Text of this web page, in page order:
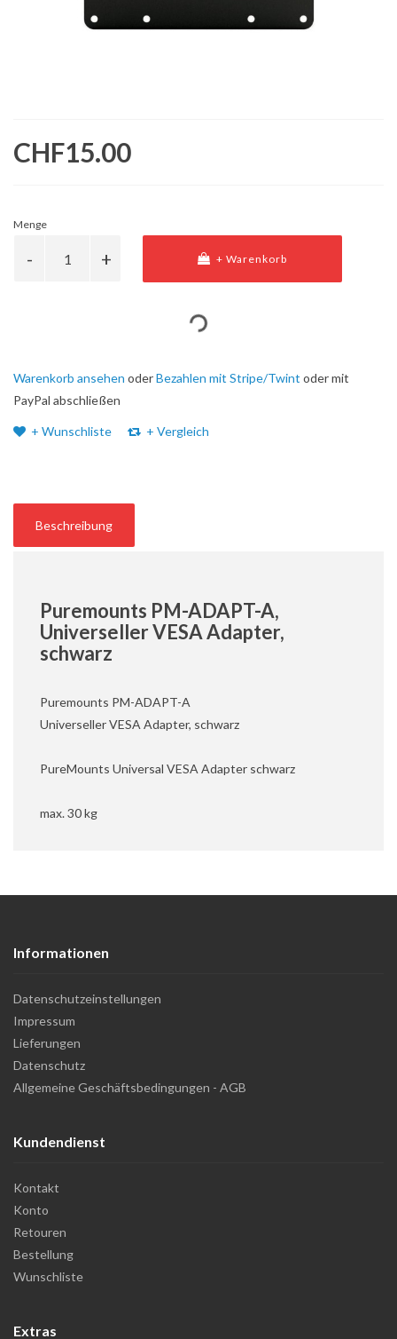
CHF15.00
Menge
+ Warenkorb
Warenkorb ansehen oderBezahlen mit Stripe/Twint oder mit
PayPal abschließen
+ Wunschliste + Vergleich
Beschreibung
Puremounts PM-ADAPT-A,
Universeller VESA Adapter,
schwarz
Puremounts PM-ADAPT-A
Universeller VESA Adapter, schwarz
PureMounts Universal VESA Adapter schwarz
max. 30 kg
Informationen
Datenschutzeinstellungen
Impressum
Lieferungen
Datenschutz
Allgemeine Geschäftsbedingungen - AGB
Kundendienst
Kontakt
Konto
Retouren
Bestellung
Wunschliste
Extras